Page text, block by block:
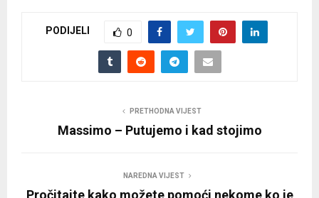
PODIJELI 0
PRETHODNA VIJEST
Massimo – Putujemo i kad stojimo
NAREDNA VIJEST
Pročitajte kako možete pomoći nekome ko je